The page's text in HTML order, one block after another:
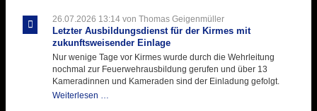
26.07.2026 13:14von Thomas Geigenmüller
Letzter Ausbildungsdienst für der Kirmes mit
zukunftsweisender Einlage
Nur wenige Tage vor Kirmes wurde durch die Wehrleitung
nochmal zur Feuerwehrausbildung gerufen und über 13
Kameradinnen und Kameraden sind der Einladung gefolgt.
Weiterlesen …